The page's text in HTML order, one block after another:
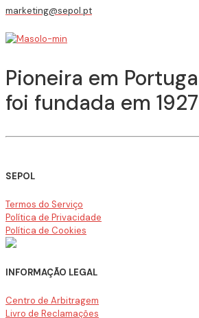
marketing@sepol.pt
Pioneira em
foi fundada em 1927
SEPOL
Termos do Serviço
Política de Privacidade
Política de Cookies
INFORMAÇÃO LEGAL
Centro de Arbitragem
Livro de Reclamações